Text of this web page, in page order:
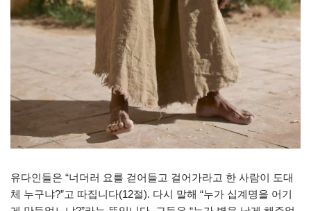
유다인들은 “너더러 요를 걷어들고 걸어가라고 한 사람이 도대
체 누구냐?”고 따집니다(12절). 다시 말해 “누가 십계명을 어기